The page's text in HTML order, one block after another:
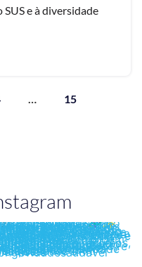
e à diversidade
15